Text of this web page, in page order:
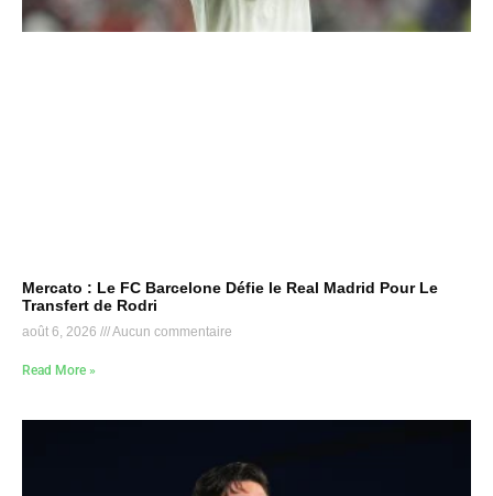
Mercato : Le FC Barcelone Défie le Real Madrid Pour Le
Transfert de Rodri
août 6, 2026 Aucun commentaire
Read More »